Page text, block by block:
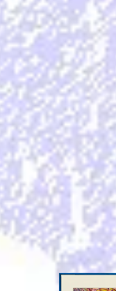
Invités